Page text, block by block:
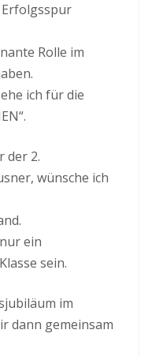
Rolle im
ich für die
der 2.
wünsche ich
ein
sein.
im
dann gemeinsam